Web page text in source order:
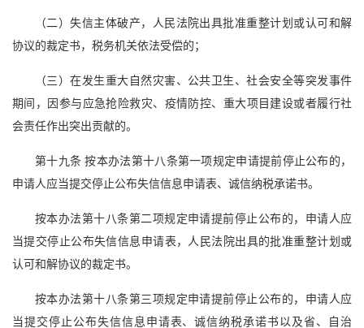
（二）失信主体破产，人民法院出具批准重整计划或认可和解
协议的裁定书，税务机关依法受偿的；
（三）在发生重大自然灾害、公共卫生、社会安全等突发事件
期间，因参与应急抢险救灾、疫情防控、重大项目建设或者履行社
会责任作出突出贡献的。
第十九条 按本办法第十八条第一项规定申请提前停止公布的，
申请人应当提交停止公布失信信息申请表、诚信纳税承诺书。
按本办法第十八条第二项规定申请提前停止公布的，申请人应
当提交停止公布失信信息申请表，人民法院出具的批准重整计划或
认可和解协议的裁定书。
按本办法第十八条第三项规定申请提前停止公布的，申请人应
当提交停止公布失信信息申请表、诚信纳税承诺书以及省、自治